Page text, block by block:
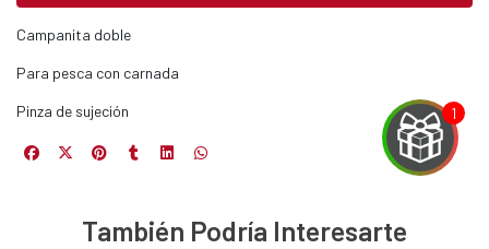
Campanita doble
Para pesca con carnada
Pinza de sujeción
También Podría Interesarte